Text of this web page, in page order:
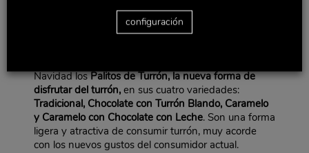
Bites de Turrón de chocolate–que destacarán
un año más en el lineal al tratarse de propuestas
Navidad losPalitos de Turrón, la nueva forma de
disfrutar del turrón, en sus cuatro variedades:
Tradicional, Chocolate con Turrón Blando, Caramelo
y Caramelo con Chocolate con Leche. Son una forma
ligera y atractiva de consumir turrón, muy acorde
con los nuevos gustos del consumidor actual.
configuración